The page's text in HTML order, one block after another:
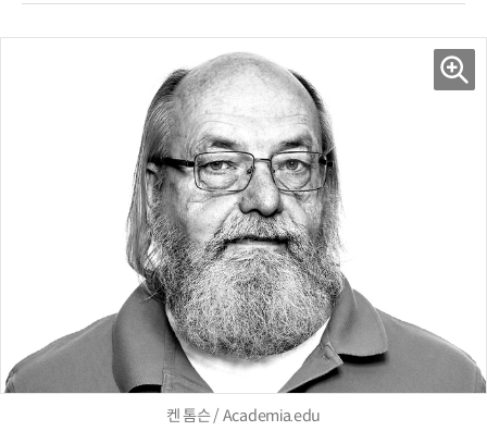
켄 톰슨 / Academia.edu